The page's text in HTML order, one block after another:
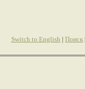
Switch to English | Поиск